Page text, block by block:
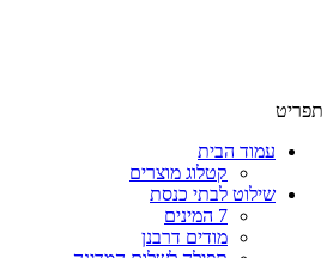
תפריט
עמוד הבית
קטלוג מוצרים
שילוט לבתי כנסת
7 המינים
מודים דרבנן